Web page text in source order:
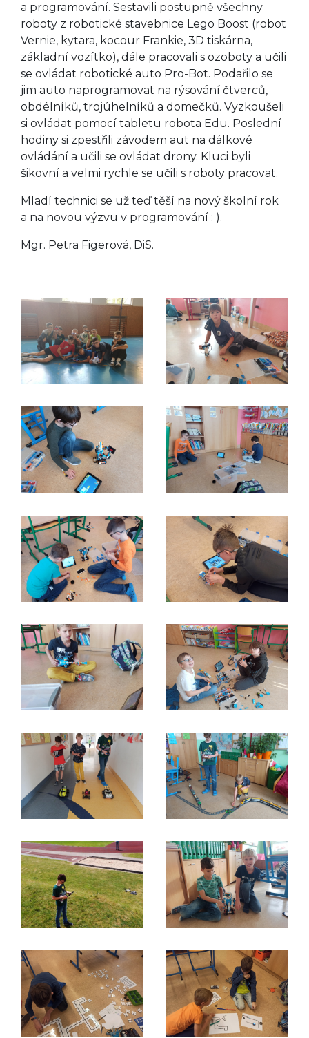
a programování. Sestavili postupně všechny
roboty z robotické stavebnice Lego Boost (robot
Vernie, kytara, kocour Frankie, 3D tiskárna,
základní vozítko), dále pracovali s ozoboty a učili
se ovládat robotické auto Pro-Bot. Podařilo se
jim auto naprogramovat na rýsování čtverců,
obdélníků, trojúhelníků a domečků. Vyzkoušeli
si ovládat pomocí tabletu robota Edu. Poslední
hodiny si zpestřili závodem aut na dálkové
ovládání a učili se ovládat drony. Kluci byli
šikovní a velmi rychle se učili s roboty pracovat.
Mladí technici se už teď těší na nový školní rok
a na novou výzvu v programování : ).
Mgr. Petra Figerová, DiS.